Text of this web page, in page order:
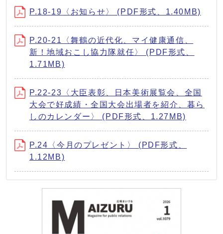
P.18-19〈お知らせ〉 (PDF形式、1.40MB)
P.20-21〈舞鶴の近代化、マイ健康通信、
新！地域おこし協力隊就任〉 (PDF形式、
1.71MB)
P.22-23〈大臣表彰、日本美術展覧会、全国
大会で好成績・全国大会出場者を紹介、暮ら
しのカレンダー〉 (PDF形式、1.27MB)
P.24〈今月のプレゼント〉 (PDF形式、
1.12MB)